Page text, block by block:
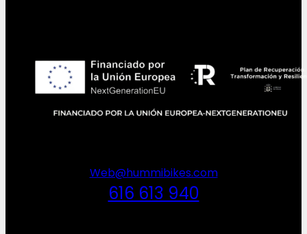
Web@hummibikes.com
616 613 940